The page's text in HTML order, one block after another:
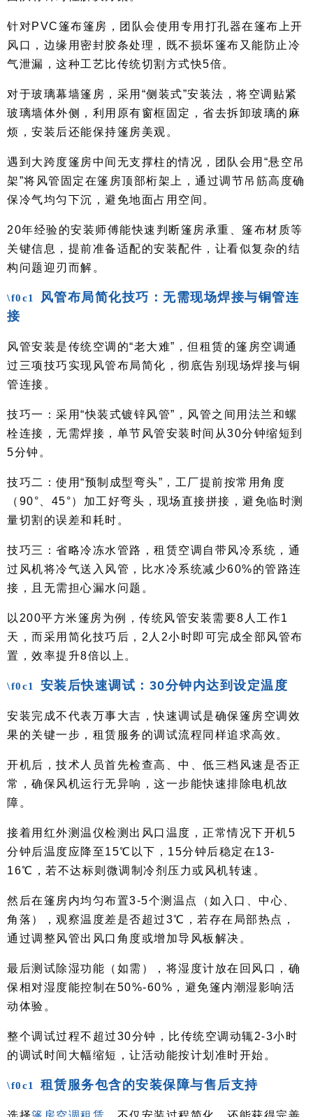
针对PVC篷布篷房，团队会使用专用打孔器在篷布上开
风口，边缘用密封胶条处理，既不损坏篷布又能防止冷
气泄漏，这种工艺比传统切割方式快5倍。
对于玻璃幕墙篷房，采用“侧装式”安装法，将空调贴紧
玻璃墙体外侧，利用原有窗框固定，省去拆卸玻璃的麻
烦，安装后还能保持篷房美观。
遇到大跨度篷房中间无支撑柱的情况，团队会用“悬空吊
架”将风管固定在篷房顶部桁架上，通过调节吊筋高度确
保冷气均匀下沉，避免地面占用空间。
20年经验的安装师傅能快速判断篷房承重、篷布材质等
关键信息，提前准备适配的安装配件，让看似复杂的结
构问题迎刃而解。
风管布局简化技巧：无需现场焊接与铜管连
接
风管安装是传统空调的“老大难”，但租赁的篷房空调通
过三项技巧实现风管布局简化，彻底告别现场焊接与铜
管连接。
技巧一：采用“快装式镀锌风管”，风管之间用法兰和螺
栓连接，无需焊接，单节风管安装时间从30分钟缩短到
5分钟。
技巧二：使用“预制成型弯头”，工厂提前按常用角度
（90°、45°）加工好弯头，现场直接拼接，避免临时测
量切割的误差和耗时。
技巧三：省略冷冻水管路，租赁空调自带风冷系统，通
过风机将冷气送入风管，比水冷系统减少60%的管路连
接，且无需担心漏水问题。
以200平方米篷房为例，传统风管安装需要8人工作1
天，而采用简化技巧后，2人2小时即可完成全部风管布
置，效率提升8倍以上。
安装后快速调试：30分钟内达到设定温度
安装完成不代表万事大吉，快速调试是确保篷房空调效
果的关键一步，租赁服务的调试流程同样追求高效。
开机后，技术人员首先检查高、中、低三档风速是否正
常，确保风机运行无异响，这一步能快速排除电机故
障。
接着用红外测温仪检测出风口温度，正常情况下开机5
分钟后温度应降至15℃以下，15分钟后稳定在13-
16℃，若不达标则微调制冷剂压力或风机转速。
然后在篷房内均匀布置3-5个测温点（如入口、中心、
角落），观察温度差是否超过3℃，若存在局部热点，
通过调整风管出风口角度或增加导风板解决。
最后测试除湿功能（如需），将湿度计放在回风口，确
保相对湿度能控制在50%-60%，避免篷内潮湿影响活
动体验。
整个调试过程不超过30分钟，比传统空调动辄2-3小时
的调试时间大幅缩短，让活动能按计划准时开始。
租赁服务包含的安装保障与售后支持